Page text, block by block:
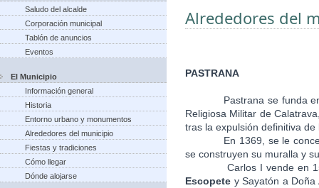
Saludo del alcalde
Corporación municipal
Tablón de anuncios
Eventos
El Municipio
Información general
Historia
Entorno urbano y monumentos
Alrededores del municipio
Fiestas y tradiciones
Cómo llegar
Dónde alojarse
Alrededores del
PASTRANA
Pastrana se funda
Religiosa Militar de
tras la expulsión definitiva de
En 1369, se le concede
se construyen su muralla y
Carlos I vende en
Escopete y Sayatón a